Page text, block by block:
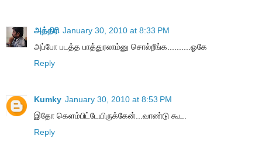
அத்திரி January 30, 2010 at 8:33 PM
அப்போ படத்த பாத்துரலாம்னு சொல்றீங்க..........ஓகே
Reply
Kumky January 30, 2010 at 8:53 PM
இதோ கெளம்பிட்டேயிருக்கேன்...வாண்டு கூட.
Reply